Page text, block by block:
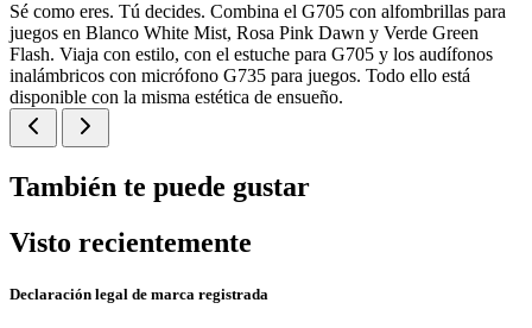
Sé como eres. Tú decides. Combina el G705 con alfombrillas para
juegos en Blanco White Mist, Rosa Pink Dawn y Verde Green
Flash. Viaja con estilo, con el estuche para G705 y los audífonos
inalámbricos con micrófono G735 para juegos. Todo ello está
disponible con la misma estética de ensueño.
También te puede gustar
Visto recientemente
Declaración legal de marca registrada